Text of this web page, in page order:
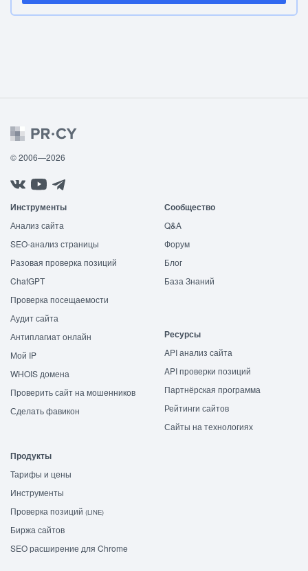
© 2006—2026
Инструменты
Анализ сайта
SEO-анализ страницы
Разовая проверка позиций
ChatGPT
Проверка посещаемости
Аудит сайта
Антиплагиат онлайн
Мой IP
WHOIS домена
Проверить сайт на мошенников
Сделать фавикон
Сообщество
Q&A
Форум
Блог
База Знаний
Ресурсы
API анализ сайта
API проверки позиций
Партнёрская программа
Рейтинги сайтов
Сайты на технологиях
Продукты
Тарифы и цены
Инструменты
Проверка позиций (LINE)
Биржа сайтов
SEO расширение для Chrome